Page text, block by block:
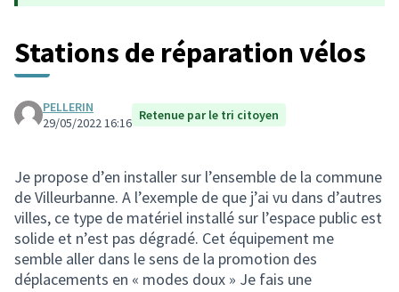
Stations de réparation vélos
PELLERIN
29/05/2022 16:16 Retenue par le tri citoyen
Je propose d’en installer sur l’ensemble de la commune
de Villeurbanne. A l’exemple de que j’ai vu dans d’autres
villes, ce type de matériel installé sur l’espace public est
solide et n’est pas dégradé. Cet équipement me
semble aller dans le sens de la promotion des
déplacements en « modes doux » Je fais une